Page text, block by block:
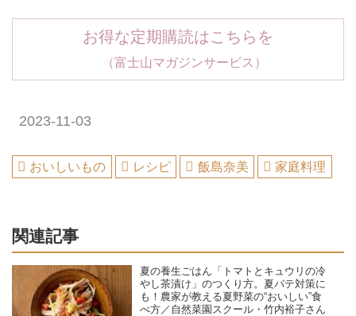
お得な定期購読はこちらを
（富士山マガジンサービス）
2023-11-03
おいしいもの レシピ 飯島奈美 家庭料理
関連記事
夏の養生ごはん「トマトとキュウリの冷
やし茶漬け」のつくり方。夏バテ対策に
も！農家が教える夏野菜の“おいしい”食
べ方／自然菜園スクール・竹内裕子さん